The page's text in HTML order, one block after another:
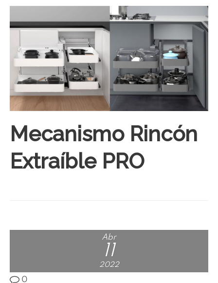
Mecanismo Rincón
Extraíble PRO
Abr
11
2022
0